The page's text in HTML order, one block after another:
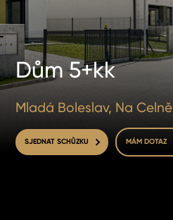
Dům 5+kk
Mladá Boleslav, Na Celně
SJEDNAT SCHŮZKU MÁM DOTAZ